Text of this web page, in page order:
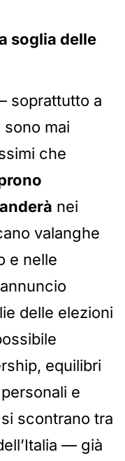
soglia delle
soprattutto a
mai
che
nei
valanghe
e nelle
delle elezioni
equilibri
e
scontrano tra
— già